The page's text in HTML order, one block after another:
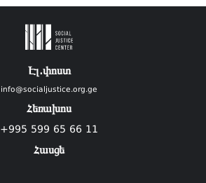
Էլ.փոստ
info@socialjustice.org.ge
Հեռախոս
+995 599 65 66 11
Հասցե